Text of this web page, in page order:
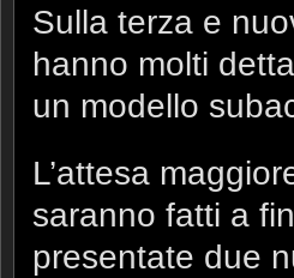
Sulla terza e
hanno molti
un modello
L’attesa
saranno fatti a
presentate due